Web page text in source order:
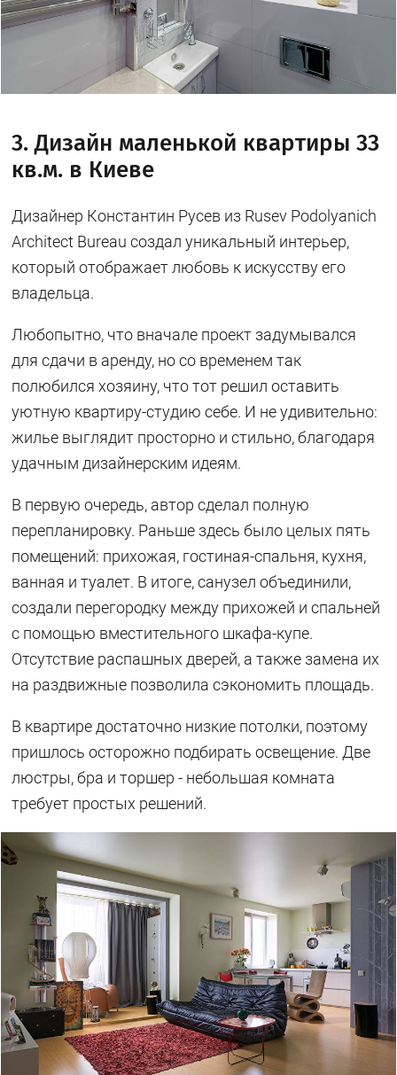
3. Дизайн маленькой квартиры 33
кв.м. в Киеве
Дизайнер Константин Русев из Rusev Podolyanich
Architect Bureau создал уникальный интерьер,
который отображает любовь к искусству его
владельца.
Любопытно, что вначале проект задумывался
для сдачи в аренду, но со временем так
полюбился хозяину, что тот решил оставить
уютную квартиру-студию себе. И не удивительно:
жилье выглядит просторно и стильно, благодаря
удачным дизайнерским идеям.
В первую очередь, автор сделал полную
перепланировку. Раньше здесь было целых пять
помещений: прихожая, гостиная-спальня, кухня,
ванная и туалет. В итоге, санузел объединили,
создали перегородку между прихожей и спальней
с помощью вместительного шкафа-купе.
Отсутствие распашных дверей, а также замена их
на раздвижные позволила сэкономить площадь.
В квартире достаточно низкие потолки, поэтому
пришлось осторожно подбирать освещение. Две
люстры, бра и торшер - небольшая комната
требует простых решений.